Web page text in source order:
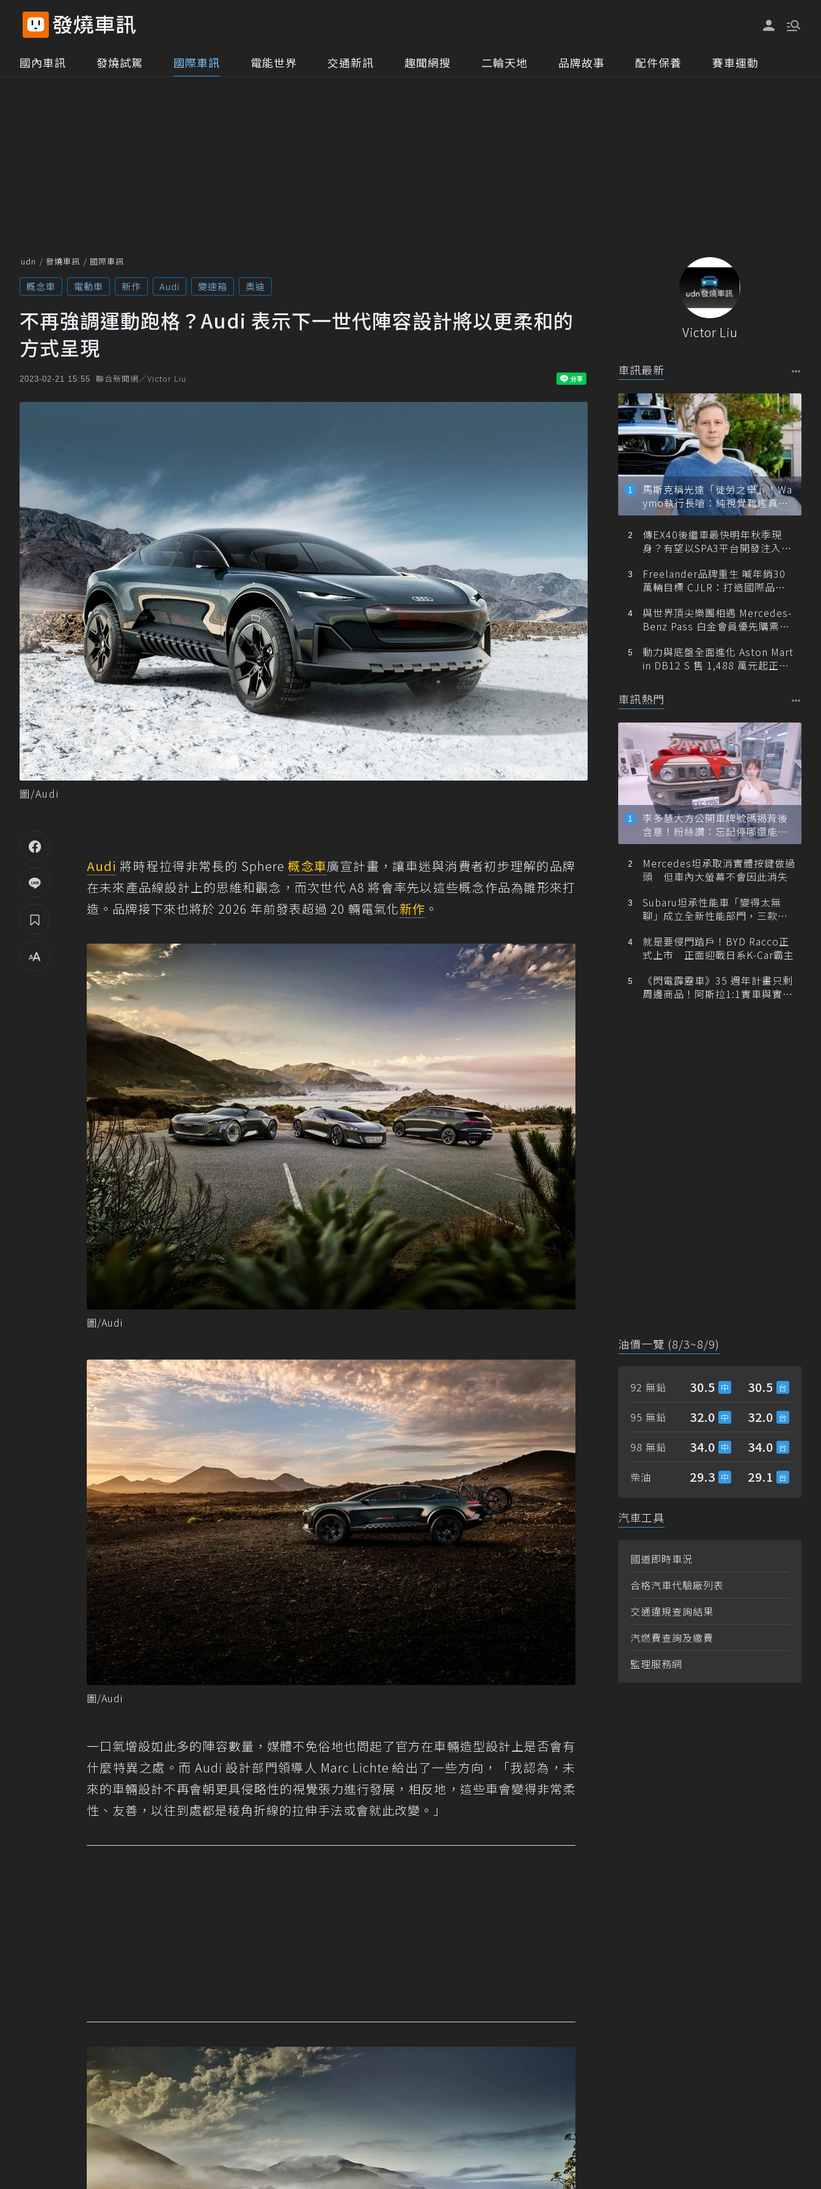
國內車訊 發燒試駕 國際車訊 電能世界 交通新訊 趣聞網搜 二輪天地 品牌故事 配件保養 賽車運動
udn 發燒車訊 國際車訊
概念車 電動車 新作 Audi 變速箱 奧迪
不再強調運動跑格？Audi 表示下一世代陣容設計將以更柔和的
方式呈現
2023-02-21 15:55 聯合新聞網／Victor Liu
圖/Audi
Audi 將時程拉得非常長的 Sphere概念車廣宣計畫，讓車迷與消費者初步理解的品牌
在未來產品線設計上的思維和觀念，而次世代 A8 將會率先以這些概念作品為雛形來打
造。品牌接下來也將於 2026 年前發表超過 20 輛電氣化新作 。
圖/Audi
圖/Audi
一口氣增設如此多的陣容數量，媒體不免俗地也問起了官方在車輛造型設計上是否會有
什麼特異之處。而 Audi 設計部門領導人 Marc Lichte 給出了一些方向，「我認為，未
來的車輛設計不再會朝更具侵略性的視覺張力進行發展，相反地，這些車會變得非常柔
性、友善，以往到處都是稜角折線的拉伸手法或會就此改變。」
Victor Liu
車訊最新
馬斯克稱光達「徒勞之舉」！Wa
ymo執行長嗆：純視覺難達真正
自動駕駛
傳EX40後繼車最快明年秋季現
身？有望以SPA3平台開發注入80
Freelander品牌重生 喊年銷30
萬輛目標 CJLR：打造國際品牌
與世界頂尖樂團相遇 Mercedes-
Benz Pass 白金會員優先購票維
動力與底盤全面進化 Aston Mart
in DB12 S 售 1,488 萬元起正式
車訊熱門
李多慧大方公開車牌號碼揭背後
含意！粉絲讚：忘記停哪還能幫
忙找車
Mercedes坦承取消實體按鍵做過
頭 但車內大螢幕不會因此消失
Subaru坦承性能車「變得太無
聊」成立全新性能部門，三款手
就是要侵門踏戶！BYD Racco正
式上市 正面迎戰日系K-Car霸主
《閃電霹靂車》35 週年計畫只剩
周邊商品！阿斯拉1:1實車與實體
油價一覽 (8/3~8/9)
92 無鉛 30.5 30.5
95 無鉛 32.0 32.0
98 無鉛 34.0 34.0
柴油 29.3 29.1
汽車工具
國道即時車況
合格汽車代驗廠列表
交通違規查詢結果
汽燃費查詢及繳費
監理服務網